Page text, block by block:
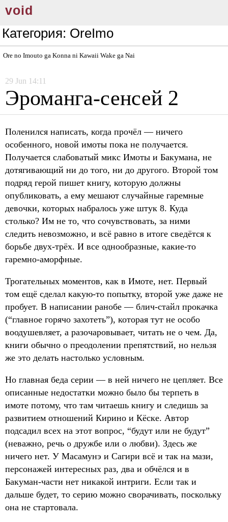
void
Категория: OreImo
Ore no Imouto ga Konna ni Kawaii Wake ga Nai
29 Jun 14:11
Эроманга-сенсей 2
Поленился написать, когда прочёл — ничего
особенного, новой имоты пока не получается.
Получается слабоватый микс Имоты и Бакумана, не
дотягивающий ни до того, ни до другого. Второй том
подряд герой пишет книгу, которую должны
опубликовать, а ему мешают случайные гаремные
девочки, которых набралось уже штук 8. Куда
столько? Им не то, что сочувствовать, за ними
следить невозможно, и всё равно в итоге сведётся к
борьбе двух-трёх. И все однообразные, какие-то
гаремно-аморфные.
Трогательных моментов, как в Имоте, нет. Первый
том ещё сделал какую-то попытку, второй уже даже не
пробует. В написании ранобе — блич-стайл прокачка
(“главное горячо захотеть”), которая тут не особо
воодушевляет, а разочаровывает, читать не о чем. Да,
книги обычно о преодолении препятствий, но нельзя
же это делать настолько условным.
Но главная беда серии — в ней ничего не цепляет. Все
описанные недостатки можно было бы терпеть в
имоте потому, что там читаешь книгу и следишь за
развитием отношений Кирино и Кёске. Автор
подсадил всех на этот вопрос, “будут или не будут”
(неважно, речь о дружбе или о любви). Здесь же
ничего нет. У Масамунэ и Сагири всё и так на мази,
персонажей интересных раз, два и обчёлся и в
Бакуман-части нет никакой интриги. Если так и
дальше будет, то серию можно сворачивать, поскольку
она не стартовала.